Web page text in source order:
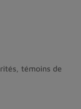
témoins de